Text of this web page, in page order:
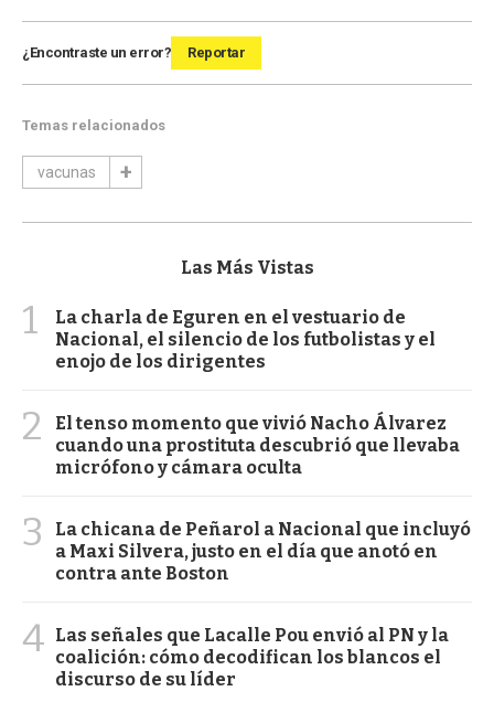
¿Encontraste un error? Reportar
Temas relacionados
vacunas
Las Más Vistas
1
La charla de Eguren en el vestuario de
Nacional, el silencio de los futbolistas y el
enojo de los dirigentes
2
El tenso momento que vivió Nacho Álvarez
cuando una prostituta descubrió que llevaba
micrófono y cámara oculta
3
La chicana de Peñarol a Nacional que incluyó
a Maxi Silvera, justo en el día que anotó en
contra ante Boston
4 Las señales que Lacalle Pou envió al PN y la
coalición: cómo decodifican los blancos el
discurso de su líder